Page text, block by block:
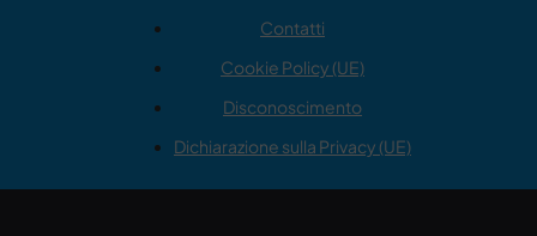
Contatti
Cookie Policy (UE)
Disconoscimento
Dichiarazione sulla Privacy (UE)